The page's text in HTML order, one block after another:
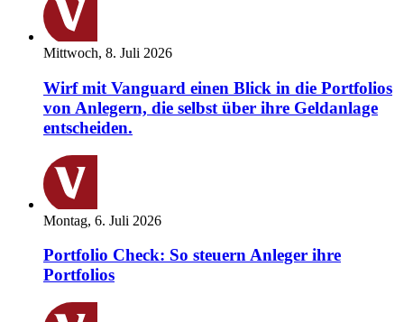
Mittwoch, 8. Juli 2026
Wirf mit Vanguard einen Blick in die Portfolios
von Anlegern, die selbst über ihre Geldanlage
entscheiden.
Montag, 6. Juli 2026
Portfolio Check: So steuern Anleger ihre
Portfolios